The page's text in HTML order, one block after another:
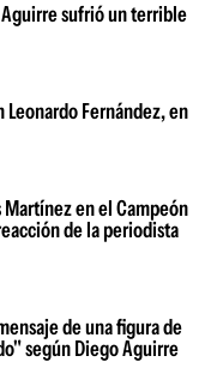
sufrió un terrible
Fernández, en
Martínez en el Campeón
de la periodista
de una figura de
según Diego Aguirre